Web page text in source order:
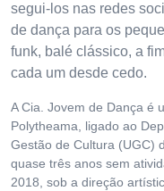
segui-los nas redes
de dança para os
funk, balé clássico, a
cada um desde cedo.
A Cia. Jovem de Dança é
Polytheama, ligado ao
Gestão de Cultura (UGC)
quase três anos sem
2018, sob a direção